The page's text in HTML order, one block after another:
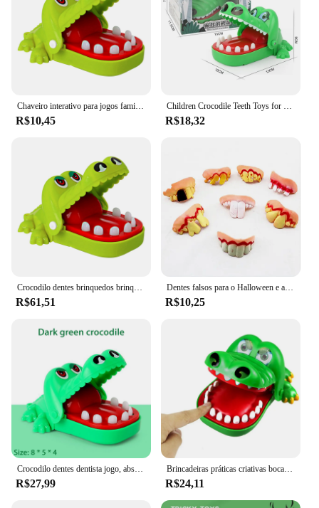
R$10,45 R$18,32
R$61,51
Dentes falsos para o Halloween e a Páscoa, Prop Dentadura Artificial, Brinquedo maluco engraçado, 5 pcs
R$10,25
R$27,99
Brincadeiras práticas criativas boca dente para crianças, mão de jacaré, jogos familiares engraçados, brinquedos clássicos, mão mordida, jogo de crocodilo
R$24,11